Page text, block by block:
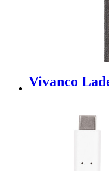
Vivanco